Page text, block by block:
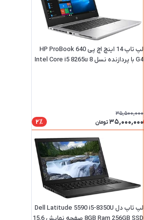
لپ تاپ 14 اینچ اچ پی HP ProBook 640
G4 با پردازنده نسل 8 Intel Core i5 8265u
35,500,000
35,000,000 تومان 2٪
لپ تاپ دل Dell Latitude 5590 i5-8350U